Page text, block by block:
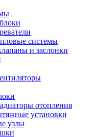
системы
и заслонки
отопления
установки
узлы